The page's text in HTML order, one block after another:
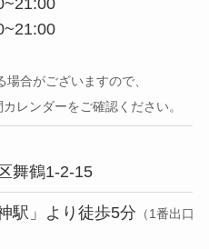
合がございますので、
レンダーをご確認ください。
舞鶴1-2-15
駅」より徒歩5分 （1番出口経